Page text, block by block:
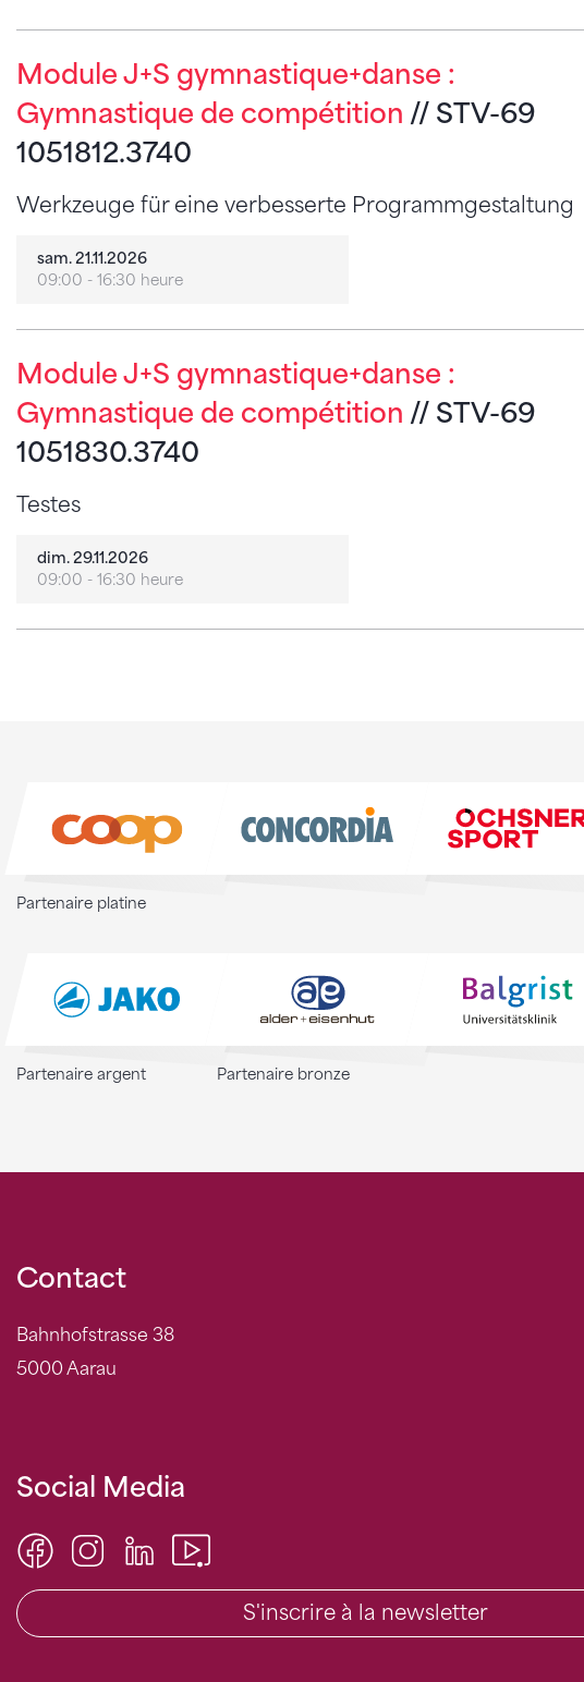
Module J+S gymnastique+danse :
Gymnastique de compétition // STV-69
1051812.3740
Werkzeuge für eine verbesserte Programmgestaltung
sam. 21.11.2026
09:00 - 16:30 heure
Module J+S gymnastique+danse :
Gymnastique de compétition // STV-69
1051830.3740
Testes
dim. 29.11.2026
09:00 - 16:30 heure
Partenaire platine
Partenaire argent Partenaire bronze
Contact
Bahnhofstrasse 38
5000 Aarau
Social Media
S'inscrire à la newsletter